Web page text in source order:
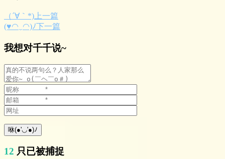
（´∀｀*)上一篇
(♥◠‿◠)ﾉ下一篇
我想对千千说~
12 只已被捕捉